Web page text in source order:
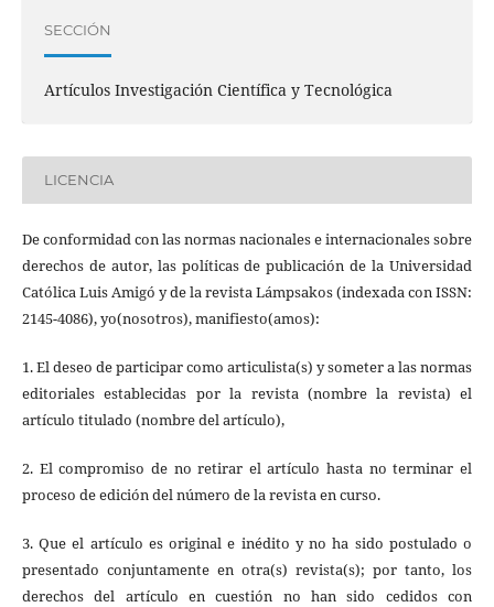
SECCIÓN
Artículos Investigación Científica y Tecnológica
LICENCIA
De conformidad con las normas nacionales e internacionales sobre
derechos de autor, las políticas de publicación de la Universidad
Católica Luis Amigó y de la revista Lámpsakos (indexada con ISSN:
2145-4086), yo(nosotros), manifiesto(amos):
1. El deseo de participar como articulista(s) y someter a las normas
editoriales establecidas por la revista (nombre la revista) el
artículo titulado (nombre del artículo),
2. El compromiso de no retirar el artículo hasta no terminar el
proceso de edición del número de la revista en curso.
3. Que el artículo es original e inédito y no ha sido postulado o
presentado conjuntamente en otra(s) revista(s); por tanto, los
derechos del artículo en cuestión no han sido cedidos con